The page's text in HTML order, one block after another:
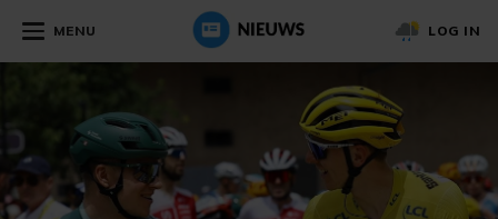
MENU LOG IN